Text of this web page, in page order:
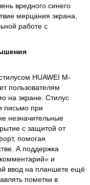
вредного синего
мерцания экрана,
работе с
HUAWEI M-
пользователям
на экране. Стилус
письмо при
незначительные
с защитой от
помогая
А поддержка
и
ввод на планшете ещё
пометки в